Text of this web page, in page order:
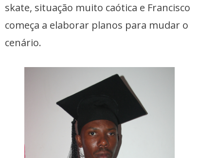
skate, situação muito caótica e Francisco
começa a elaborar planos para mudar o
cenário.